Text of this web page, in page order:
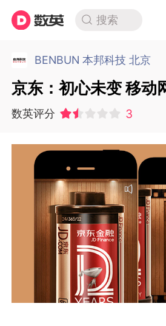
搜索
BENBUN 本邦科技 北京
京东：初心未变 移动
数英评分 3